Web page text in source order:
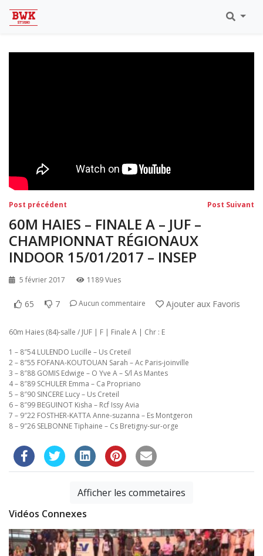
Eaubonne 2019
Navigation
de
l’article
Post précédent Post Suivant
60M HAIES – FINALE A – JUF –
CHAMPIONNAT RÉGIONAUX
INDOOR 15/01/2017 – INSEP
5 février 2017 1189 Vues
65 7 Aucun commentaire Ajouter aux Favoris
60m Haies (84)-salle / JUF | F | Finale A | Chr : E
1 – 8″54 LULENDO Lucille – Us Creteil
2 – 8″55 FOFANA-KOUTOUAN Sarah – Ac Paris-joinville
3 – 8″88 GOMIS Edwige – O Yve A – S/l As Mantes
4 – 8″89 SCHULER Emma – Ca Propriano
5 – 8″90 SINCERE Lucy – Us Creteil
6 – 8″99 BEGUINOT Kisha – Rcf Issy Avia
7 – 9″22 FOSTHER-KATTA Anne-suzanna – Es Montgeron
8 – 9″26 SELBONNE Tiphaine – Cs Bretigny-sur-orge
Afficher les commetaires
Vidéos Connexes